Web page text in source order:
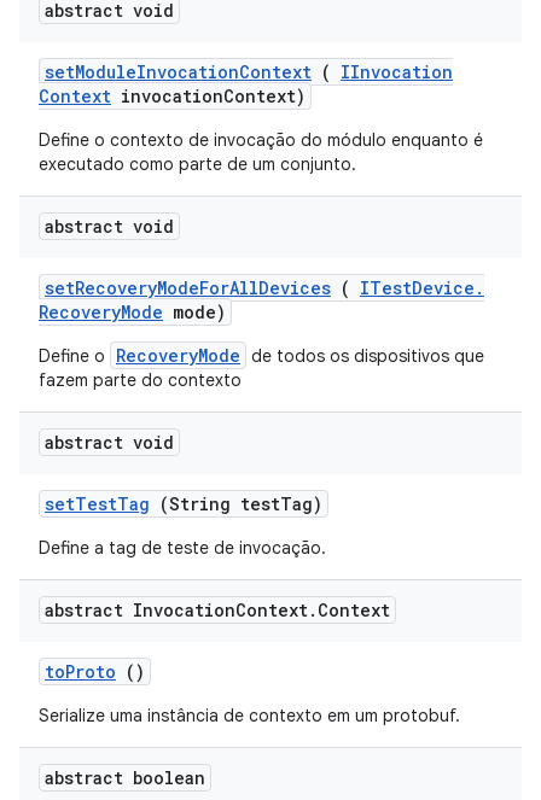
abstract void
setModuleInvocationContext ( IInvocation
Context invocationContext)
Define o contexto de invocação do módulo enquanto é
executado como parte de um conjunto.
abstract void
setRecoveryModeForAllDevices ( ITestDevice .
RecoveryMode mode)
Define o RecoveryMode de todos os dispositivos que
fazem parte do contexto
abstract void
setTestTag (String testTag)
Define a tag de teste de invocação.
abstract InvocationContext. Context
toProto ()
Serialize uma instância de contexto em um protobuf.
abstract boolean